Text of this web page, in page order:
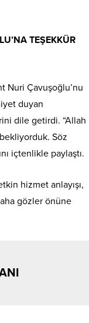
TEŞEKKÜR
Nuri Çavuşoğlu’nu
duyan
dile getirdi. “Allah
bekliyorduk. Söz
içtenlikle paylaştı.
hizmet anlayışı,
gözler önüne